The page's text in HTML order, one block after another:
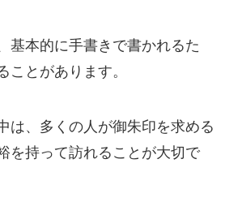
基本的に手書きで書かれるた
ことがあります。
は、多くの人が御朱印を求める
を持って訪れることが大切で